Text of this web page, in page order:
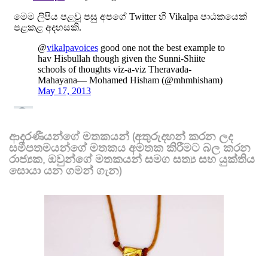
ආදරණීයන්ගේ මතකයන් (අතුරුදහන් කරන ලද
සමීපතමයන්ගේ මතකය අමතක කිරීමට බල කරන
රාජ්‍යක, ඔවුන්ගේ මතකයන් සමග සත්‍ය සහ යුක්තිය
සොයා යන ගමන් ගැන)